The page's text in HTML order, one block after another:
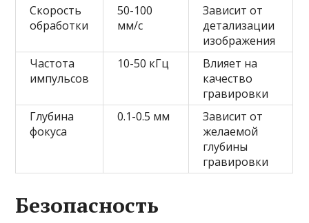
Скорость
обработки
50-100
мм/с
Зависит от
детализации
изображения
Частота
импульсов
10-50 кГц
Влияет на
качество
гравировки
Глубина
фокуса
0.1-0.5 мм
Зависит от
желаемой
глубины
гравировки
Безопасность